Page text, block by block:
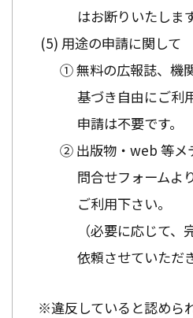
はお断りいたします
用途の申請に関して
① 無料の広報誌、機
基づき自由にご利
申請は不要です。
② 出版物・web 等メ
問合せフォームよ
ご利用下さい。
（必要に応じて
依頼させていただ
※違反していると認めら